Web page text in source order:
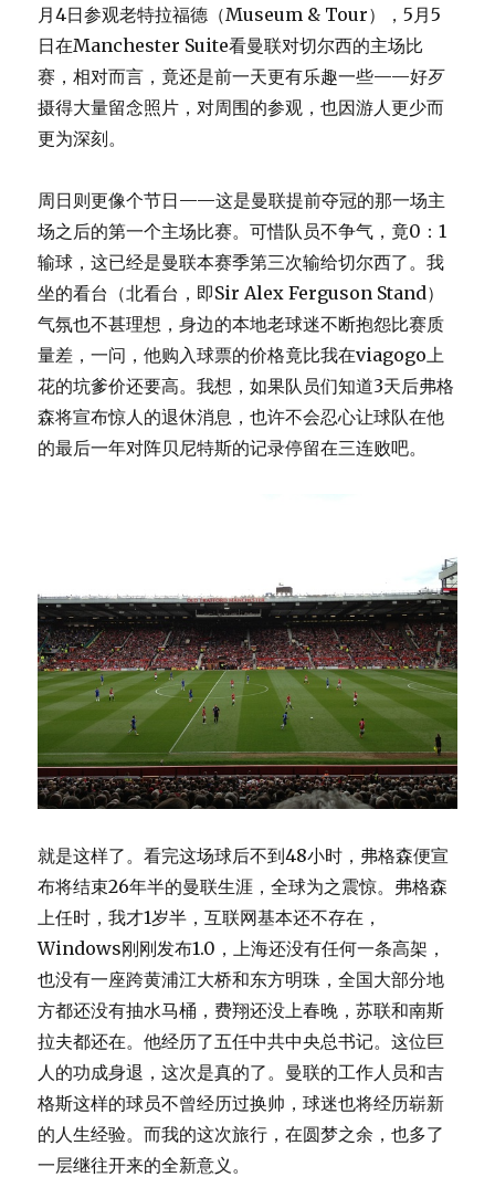
月4日参观老特拉福德（Museum & Tour），5月5
日在Manchester Suite看曼联对切尔西的主场比
赛，相对而言，竟还是前一天更有乐趣一些——好歹
摄得大量留念照片，对周围的参观，也因游人更少而
更为深刻。
周日则更像个节日——这是曼联提前夺冠的那一场主
场之后的第一个主场比赛。可惜队员不争气，竟0：1
输球，这已经是曼联本赛季第三次输给切尔西了。我
坐的看台（北看台，即Sir Alex Ferguson Stand）
气氛也不甚理想，身边的本地老球迷不断抱怨比赛质
量差，一问，他购入球票的价格竟比我在viagogo上
花的坑爹价还要高。我想，如果队员们知道3天后弗格
森将宣布惊人的退休消息，也许不会忍心让球队在他
的最后一年对阵贝尼特斯的记录停留在三连败吧。
就是这样了。看完这场球后不到48小时，弗格森便宣
布将结束26年半的曼联生涯，全球为之震惊。弗格森
上任时，我才1岁半，互联网基本还不存在，
Windows刚刚发布1.0，上海还没有任何一条高架，
也没有一座跨黄浦江大桥和东方明珠，全国大部分地
方都还没有抽水马桶，费翔还没上春晚，苏联和南斯
拉夫都还在。他经历了五任中共中央总书记。这位巨
人的功成身退，这次是真的了。曼联的工作人员和吉
格斯这样的球员不曾经历过换帅，球迷也将经历崭新
的人生经验。而我的这次旅行，在圆梦之余，也多了
一层继往开来的全新意义。